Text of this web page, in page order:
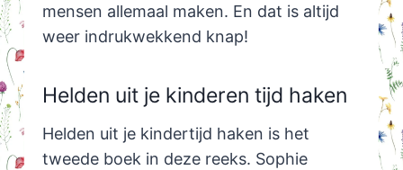
mensen allemaal maken. En dat is altijd
weer indrukwekkend knap!
Helden uit je kinderen tijd haken
Helden uit je kindertijd haken is het
tweede boek in deze reeks. Sophie